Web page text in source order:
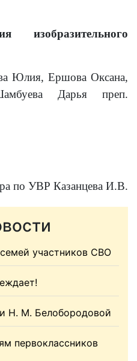
изобразительного
Юлия, Ершова Оксана,
Дарья преп.
по УВР Казанцева И.В.
участников СВО
Н. М. Белобородовой
первоклассников